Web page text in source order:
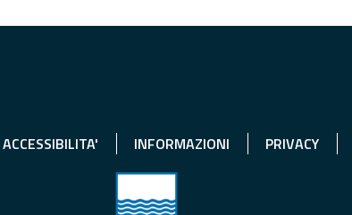
ACCESSIBILITA' INFORMAZIONI PRIVACY